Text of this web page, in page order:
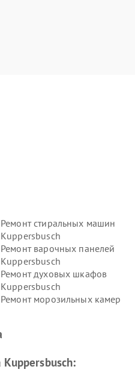
Ремонт стиральных машин
Kuppersbusch
Ремонт варочных панелей
Kuppersbusch
Ремонт духовых шкафов
Kuppersbusch
Ремонт морозильных камер
вакуумных упаковщиков
Kuppersbusch: